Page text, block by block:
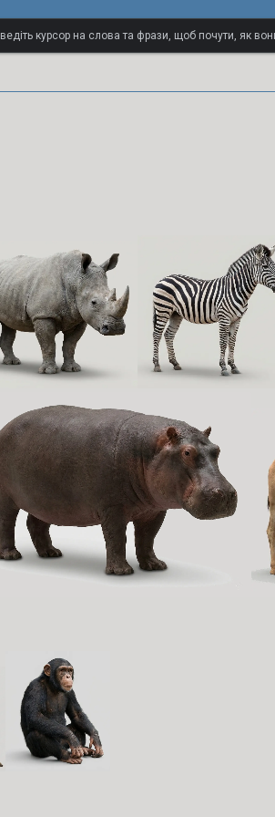
курсор на слова та фрази, щоб почути, як